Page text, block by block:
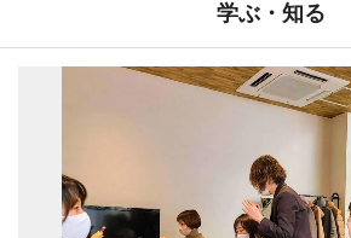
学ぶ・知る